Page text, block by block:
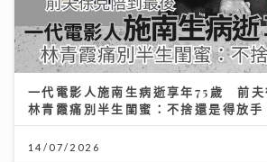
一代電影人施南生病逝享年75歲 前
林青霞痛別半生閨蜜：不捨還是得放手
14/07/2026